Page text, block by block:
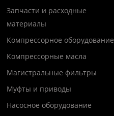
Запчасти и расходные
материалы
Компрессорное оборудование
Компрессорные масла
Магистральные фильтры
Муфты и приводы
Насосное оборудование